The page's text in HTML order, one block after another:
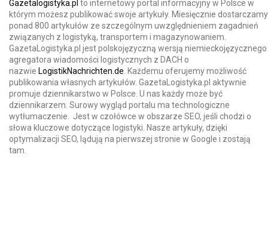
Gazetalogistyka.pl to internetowy portal informacyjny w Polsce w
którym możesz publikować swoje artykuły. Miesięcznie dostarczamy
ponad 800 artykułów ze szczególnym uwzględnieniem zagadnień
związanych z logistyką, transportem i magazynowaniem.
GazetaLogistyka.pl jest polskojęzyczną wersją niemieckojęzycznego
agregatora wiadomości logistycznych z DACH o
nazwie LogistikNachrichten.de. Każdemu oferujemy możliwość
publikowania własnych artykułów. GazetaLogistyka.pl aktywnie
promuje dziennikarstwo w Polsce. U nas każdy może być
dziennikarzem. Surowy wygląd portalu ma technologiczne
wytłumaczenie. Jest w czołówce w obszarze SEO, jeśli chodzi o
słowa kluczowe dotyczące logistyki. Nasze artykuły, dzięki
optymalizacji SEO, lądują na pierwszej stronie w Google i zostają
tam.